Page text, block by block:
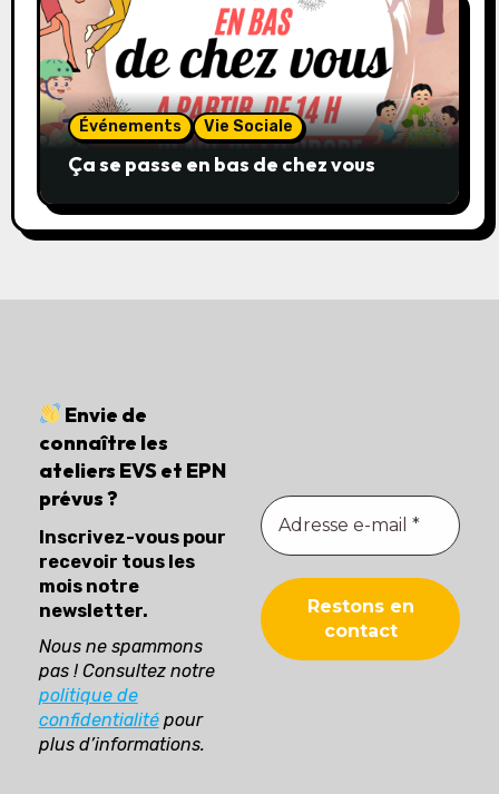
Événements Vie Sociale
Ça se passe en bas de chez vous
Envie de
connaître les
ateliers EVS et EPN
prévus ?
Inscrivez-vous pour
recevoir tous les
mois notre
newsletter.
Nous ne spammons
pas ! Consultez notre
politique de
confidentialitépour
plus d’informations.